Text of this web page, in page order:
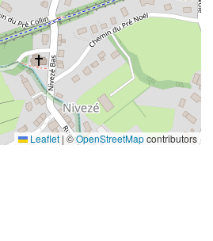
Leaflet | ©OpenStreetMapcontributors